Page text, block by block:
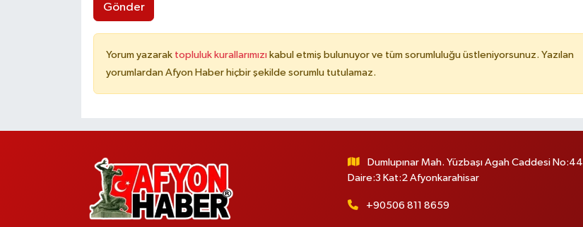
Gönder
Yorum yazarak topluluk kurallarımızı kabul etmiş bulunuyor ve tüm sorumluluğu üstleniyorsunuz. Yazılan
yorumlardan Afyon Haber hiçbir şekilde sorumlu tutulamaz.
Dumlupınar Mah. Yüzbaşı Agah Caddesi No:44
Daire:3 Kat:2 Afyonkarahisar
+90506 811 8659